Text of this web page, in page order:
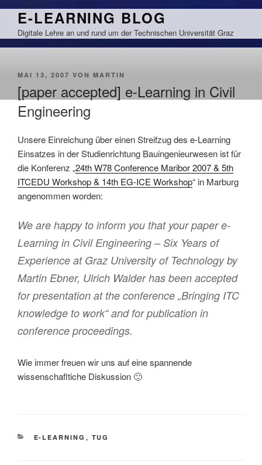
Zum
springen
E-LEARNING BLOG
Digitale Lehre an und rund um der Technischen Universität Graz
VERÖFFENTLICHT
MAI 13, 2007 VON MARTIN
[paper accepted] e-Learning in Civil
Engineering
Unsere Einreichung über einen Streifzug des e-Learning
Einsatzes in der Studienrichtung Bauingenieurwesen ist für
die Konferenz „24th W78 Conference Maribor 2007 & 5th
ITCEDU Workshop & 14th EG-ICE Workshop“ in Marburg
angenommen worden:
We are happy to inform you that your paper e-
Learning in Civil Engineering – Six Years of
Experience at Graz University of Technology by
Martin Ebner, Ulrich Walder has been accepted
for presentation at the conference „Bringing ITC
knowledge to work“ and for publication in
conference proceedings.
Wie immer freuen wir uns auf eine spannende
wissenschafltiche Diskussion 🙂
KATEGORIEN
E-LEARNING , TUG